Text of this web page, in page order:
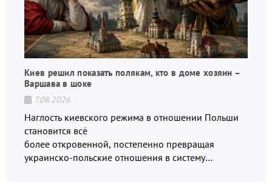
Киев решил показать полякам, кто в доме хозяин –
Варшава в шоке
7.08.2026
Наглость киевского режима в отношении Польши
становится всё
более откровенной, постепенно превращая
украинско-польские отношения в систему